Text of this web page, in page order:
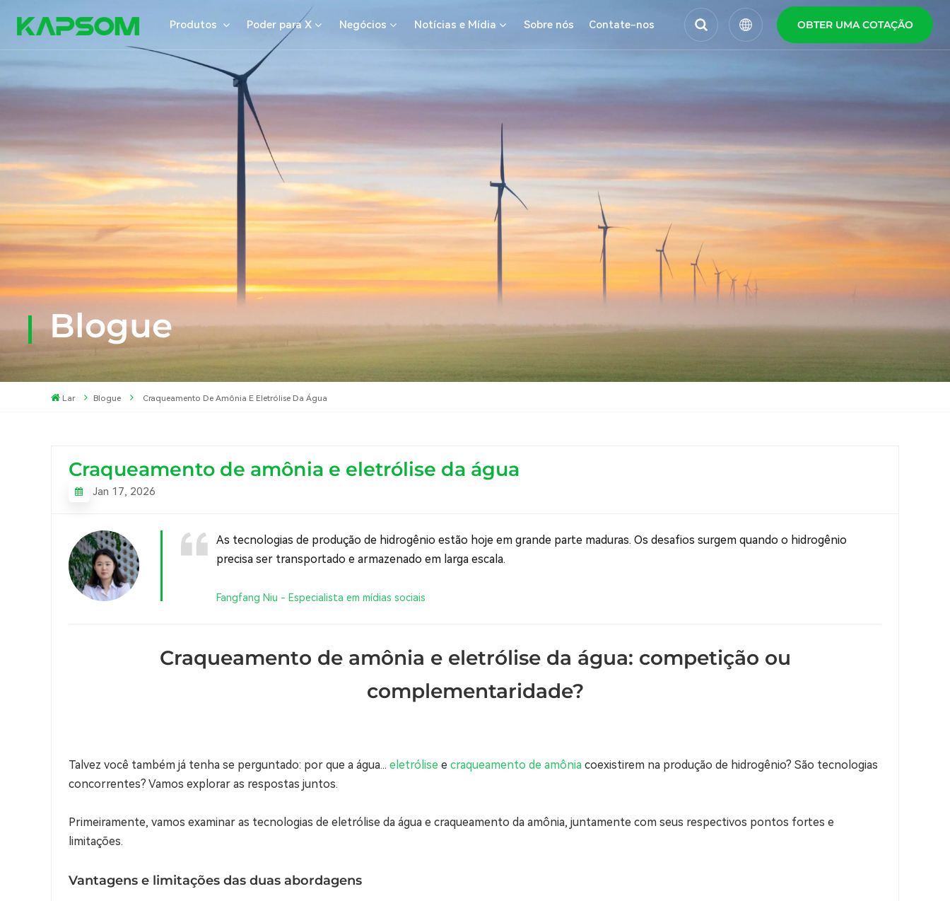
Produtos Poder para X Negócios Notícias e Mídia Sobre nós Contate-nos OBTER UMA COTAÇÃO
Blogue
Lar Blogue Craqueamento De Amônia E Eletrólise Da Água
Craqueamento de amônia e eletrólise da água
Jan 17, 2026
As tecnologias de produção de hidrogênio estão hoje em grande parte maduras. Os desafios surgem quando o hidrogênio
precisa ser transportado e armazenado em larga escala.
Fangfang Niu - Especialista em mídias sociais
Craqueamento de amônia e eletrólise da água: competição ou
complementaridade?
Talvez você também já tenha se perguntado: por que a água... eletrólise e craqueamento de amôniacoexistirem na produção de hidrogênio? São tecnologias
concorrentes? Vamos explorar as respostas juntos.
Primeiramente, vamos examinar as tecnologias de eletrólise da água e craqueamento da amônia, juntamente com seus respectivos pontos fortes e
limitações.
Vantagens e limitações das duas abordagens